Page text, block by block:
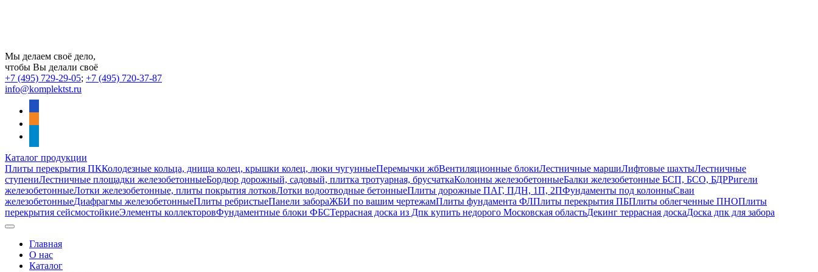
Мы делаем своё дело,
чтобы Вы делали своё
+7 (495) 729-29-05; +7 (495) 720-37-87
info@komplektst.ru
Каталог продукции
Плиты перекрытия ПККолодезные кольца, днища колец, крышки колец, люки чугунныеПеремычки жбВентиляционные блокиЛестничные маршиЛифтовые шахтыЛестничные
ступениЛестничные площадки железобетонныеБордюр дорожный, садовый, плитка тротуарная, брусчаткаКолонны железобетонныеБалки железобетонные БСП, БСО, БДРРигели
железобетонныеЛотки железобетонные, плиты покрытия лотковЛотки водоотводные бетонныеПлиты дорожные ПАГ, ПДН, 1П, 2ПФундаменты под колонныСваи
железобетонныеДиафрагмы железобетонныеПлиты ребристыеПанели забораЖБИ по вашим чертежамПлиты фундамента ФЛПлиты перекрытия ПБПлиты облегченные ПНОПлиты
перекрытия сейсмостойкиеЭлементы коллекторовФундаментные блоки ФБСТеррасная доска из Дпк купить недорого Московская областьДекинг террасная доскаДоска дпк для забора
Главная
О нас
Каталог